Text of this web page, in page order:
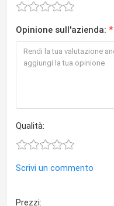
Opinione sull'azienda:
Qualità:
Scrivi un commento
Prezzi: